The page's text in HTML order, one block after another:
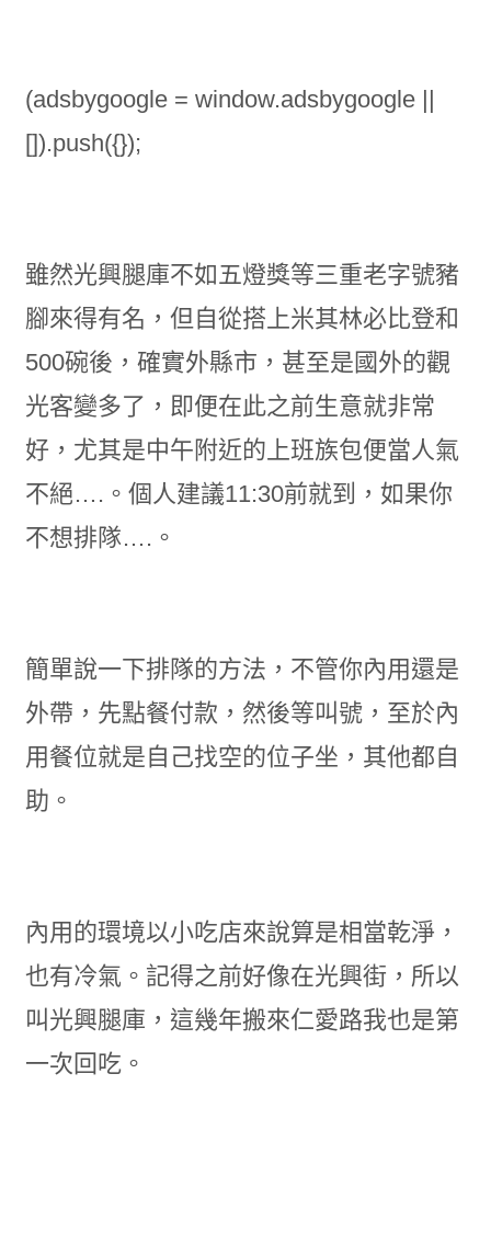
(adsbygoogle = window.adsbygoogle ||
[]).push({});
雖然光興腿庫不如五燈獎等三重老字號豬
腳來得有名，但自從搭上米其林必比登和
500碗後，確實外縣市，甚至是國外的觀
光客變多了，即便在此之前生意就非常
好，尤其是中午附近的上班族包便當人氣
不絕….。個人建議11:30前就到，如果你
不想排隊….。
簡單說一下排隊的方法，不管你內用還是
外帶，先點餐付款，然後等叫號，至於內
用餐位就是自己找空的位子坐，其他都自
助。
內用的環境以小吃店來說算是相當乾淨，
也有冷氣。記得之前好像在光興街，所以
叫光興腿庫，這幾年搬來仁愛路我也是第
一次回吃。